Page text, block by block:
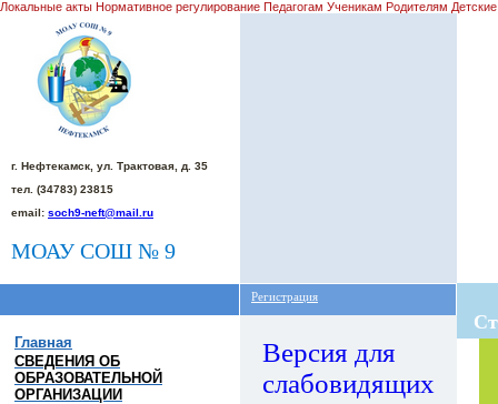
Локальные акты Нормативное регулирование Педагогам Ученикам Родителям
г. Нефтекамск, ул. Трактовая, д. 35
тел. (34783) 23815
email: soch9-neft@mail.ru
МОАУ СОШ № 9
Регистрация
Главная
СВЕДЕНИЯ ОБ
ОБРАЗОВАТЕЛЬНОЙ
ОРГАНИЗАЦИИ
Версия для
слабовидящих